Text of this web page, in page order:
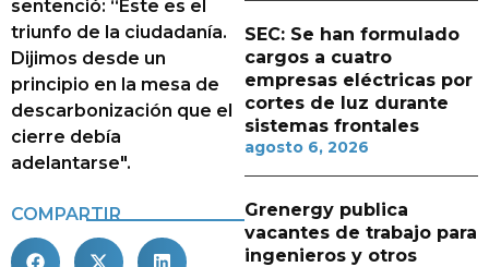
sentenció: “Este es el
triunfo de la ciudadanía.
Dijimos desde un
principio en la mesa de
descarbonización que el
cierre debía
adelantarse".
COMPARTIR
SEC: Se han formulado
cargos a cuatro
empresas eléctricas por
cortes de luz durante
sistemas frontales
agosto 6, 2026
Grenergy publica
vacantes de trabajo para
ingenieros y otros